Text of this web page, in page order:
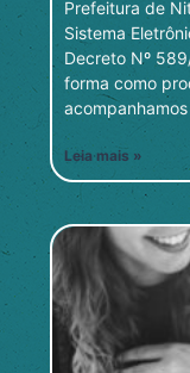
Prefeitura de
Sistema
Decreto Nº
forma como
Leia mais »